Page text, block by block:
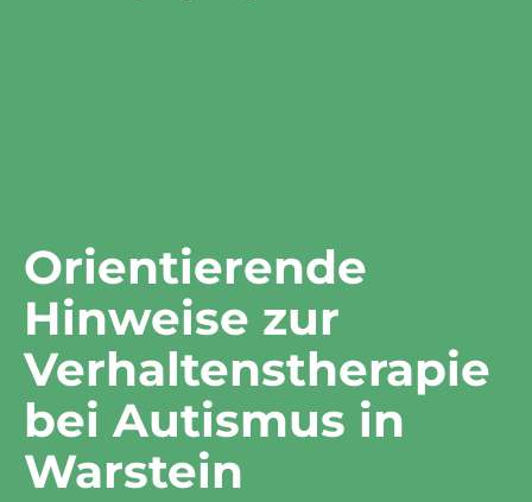
Orientierende
Hinweise zur
Verhaltenstherapie
bei Autismus in
Warstein